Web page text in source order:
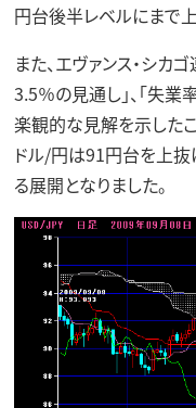
円台後半レベルにまで
また、エヴァンス・シカ
3.5％の見通し」、「失
楽観的な見解を示した
ドル/円は91円台を上抜
る展開となりました。